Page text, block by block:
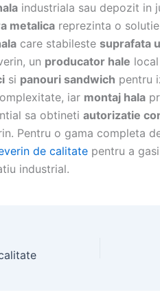
industriala sau depozit in
metalica reprezinta o
care stabileste suprafata
un producator hale
si panouri sandwich pentru
iar montaj hala
sa obtineti autorizatie
Pentru o gama completa
de calitate pentru a
industrial.